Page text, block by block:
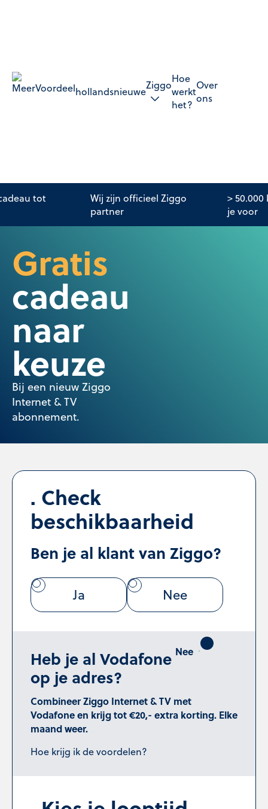
hollandsnieuweZiggoHoe
werkt
het?
Over
ons
tot
Wij zijn officieel Ziggo
partner
>
je voor
Gratis
cadeau
naar
keuze
Bij een nieuw Ziggo
Internet & TV
abonnement.
Check
beschikbaarheid
Ben je al klant van Ziggo?
Ja Nee
Heb je al Vodafone
op je adres?
Combineer Ziggo Internet & TV met
Vodafone en krijg tot €20,- extra korting. Elke
maand weer.
Hoe krijg ik de voordelen?